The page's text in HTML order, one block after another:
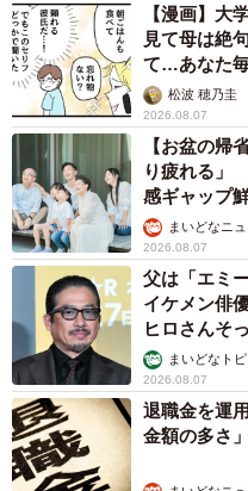
【漫画】大
見て母は絶
て…あなた
松波 穂乃圭
2026.08.07
【お盆の帰
り疲れる」
感ギャップ
まいどなニ
2026.08.07
父は「エミ
イケメン俳
ヒロさんそ
まいどなトピ
2026.08.07
退職金を運
金額の多さ